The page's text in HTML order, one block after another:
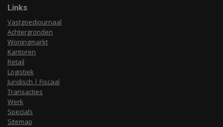
Links
Vastgoedjournaal
Achtergronden
Woningmarkt
Kantoren
Retail
Logistiek
Juridisch | Fiscaal
Transacties
Werk
Specials
Sitemap